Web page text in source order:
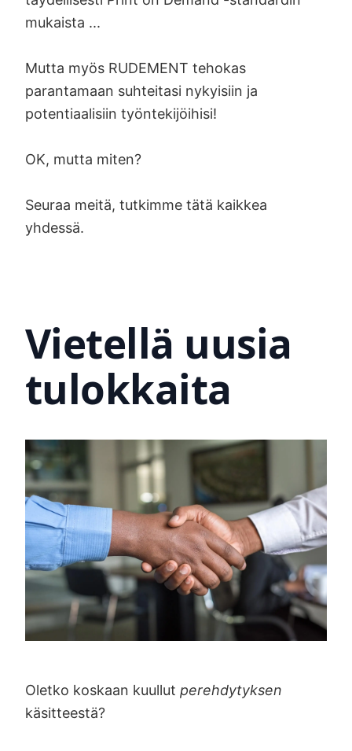
mukaista ...
Mutta myös RUDEMENT tehokas
parantamaan suhteitasi nykyisiin ja
potentiaalisiin työntekijöihisi!
OK, mutta miten?
Seuraa meitä, tutkimme tätä kaikkea
yhdessä.
Vietellä uusia
tulokkaita
Oletko koskaan kuullut perehdytyksen
käsitteestä?